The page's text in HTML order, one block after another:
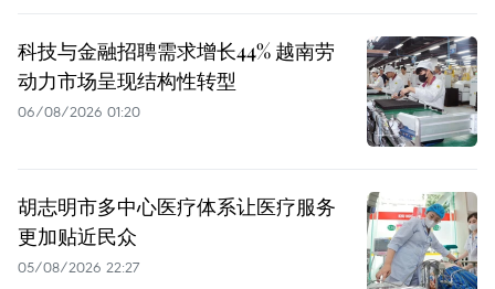
科技与金融招聘需求增长44% 越南劳
动力市场呈现结构性转型
06/08/2026 01:20
胡志明市多中心医疗体系让医疗服务
更加贴近民众
05/08/2026 22:27